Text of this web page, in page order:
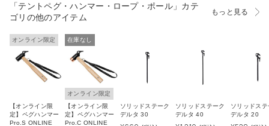
「テントペグ・ハンマー・ロープ・ポール」カテ
ゴリの他のアイテム
もっと見る
オンライン限定
【オンライン限
定】ペグハンマー
Pro.S ONLINE
在庫なし
オンライン限定
【オンライン限
定】ペグハンマー
Pro.C ONLINE
ソリッドステーク
デルタ 30
ソリッドステーク
デルタ 40
ソリッドステ
デルタ 20